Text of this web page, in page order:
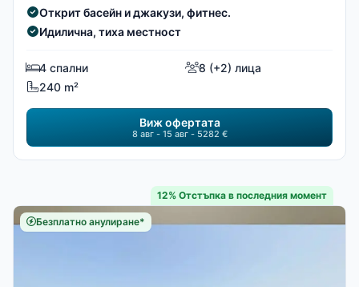
Открит басейн и джакузи, фитнес.
Идилична, тиха местност
4 спални
8 (+2) лица
240 m²
Виж офертата
8 авг - 15 авг - 5282 €
12% Отстъпка в последния момент
Безплатно анулиране*